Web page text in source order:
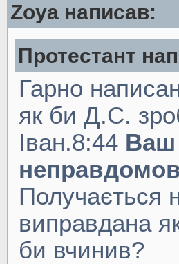
Zoya написав:
Протестант
Гарно
як би Д.С.
Iван.8:44 Ваш
Получається
виправдана
би вчинив?